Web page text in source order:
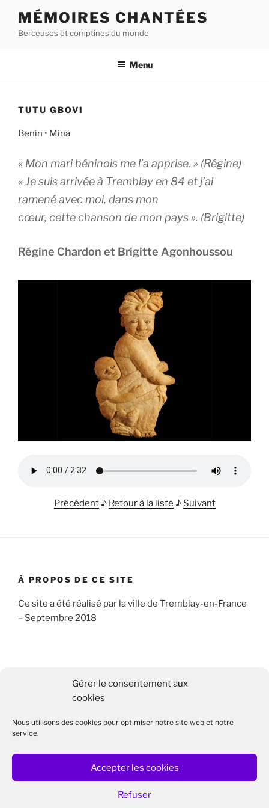
Gérer le consentement aux
cookies
Nous utilisons des cookies pour optimiser notre site web et notre
service.
Accepter les cookies
Refuser
contenu
MÉMOIRES CHANTÉES
Berceuses et comptines du monde
Menu
TUTU GBOVI
Benin • Mina
« Mon mari béninois me l’a apprise. » (Régine)
« Je suis arrivée à Tremblay en 84 et j’ai
ramené avec moi, dans mon
cœur, cette chanson de mon pays ». (Brigitte)
Régine Chardon et Brigitte Agonhoussou
Précédent♪ Retour à la liste ♪ Suivant
À PROPOS DE CE SITE
Ce site a été réalisé par la ville de Tremblay-en-France
– Septembre 2018
:
Twitter